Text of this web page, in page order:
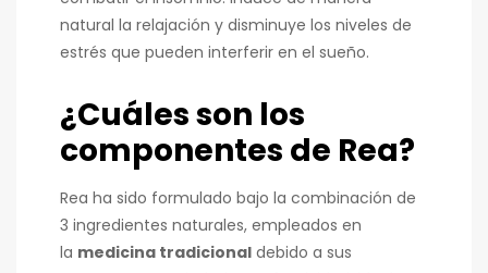
natural la relajación y disminuye los niveles de
estrés que pueden interferir en el sueño.
¿Cuáles son los
componentes de Rea?
Rea ha sido formulado bajo la combinación de
3 ingredientes naturales, empleados en
la medicina tradicional debido a sus